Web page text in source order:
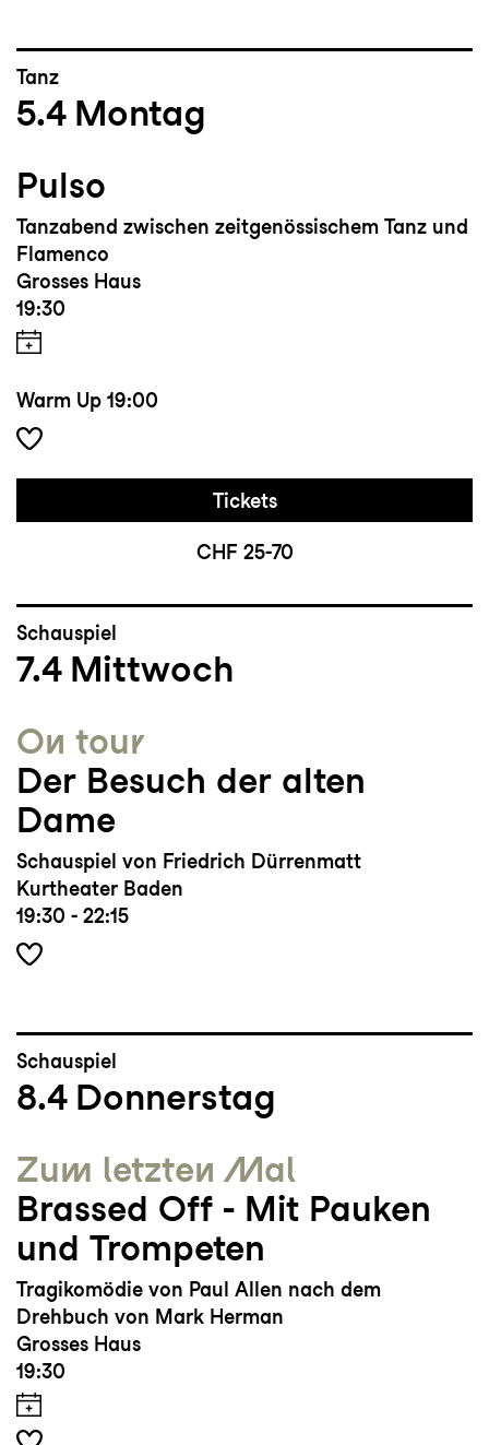
Tanz
5.4 Montag
Pulso
Tanzabend zwischen zeitgenössischem Tanz und
Flamenco
Grosses Haus
19:30
Warm Up 19:00
Tickets
CHF 25-70
Schauspiel
7.4 Mittwoch
On tour
Der Besuch der alten
Dame
Schauspiel von Friedrich Dürrenmatt
Kurtheater Baden
19:30 - 22:15
Schauspiel
8.4 Donnerstag
Zum letzten Mal
Brassed Off - Mit Pauken
und Trompeten
Tragikomödie von Paul Allen nach dem
Drehbuch von Mark Herman
Grosses Haus
19:30